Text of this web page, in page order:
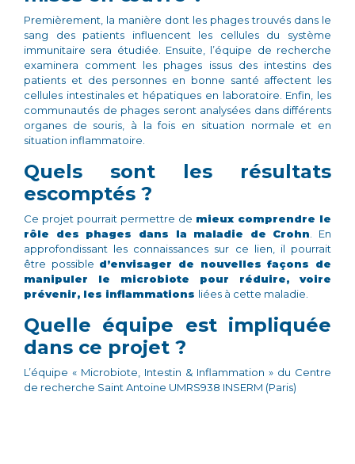
Premièrement, la manière dont les phages trouvés dans le
sang des patients influencent les cellules du système
immunitaire sera étudiée. Ensuite, l’équipe de recherche
examinera comment les phages issus des intestins des
patients et des personnes en bonne santé affectent les
cellules intestinales et hépatiques en laboratoire. Enfin, les
communautés de phages seront analysées dans différents
organes de souris, à la fois en situation normale et en
situation inflammatoire.
Quels sont les résultats
escomptés ?
Ce projet pourrait permettre de mieux comprendre le
rôle des phages dans la maladie de Crohn . En
approfondissant les connaissances sur ce lien, il pourrait
être possible d’envisager de nouvelles façons de
manipuler le microbiote pour réduire, voire
prévenir, les inflammations liées à cette maladie.
Quelle équipe est impliquée
dans ce projet ?
L’équipe « Microbiote, Intestin & Inflammation » du Centre
de recherche Saint Antoine UMRS938 INSERM (Paris)